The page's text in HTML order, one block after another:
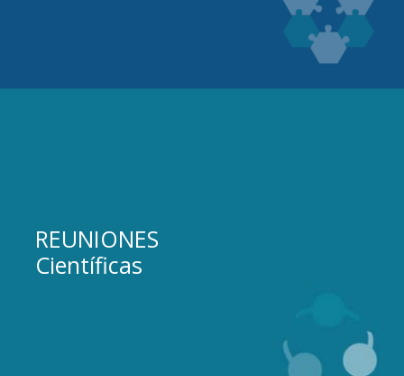
REUNIONES
Científicas